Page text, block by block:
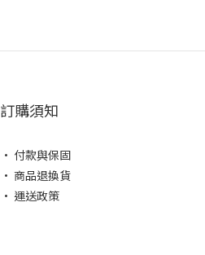
訂購須知
• 付款與保固
• 商品退換貨
• 運送政策